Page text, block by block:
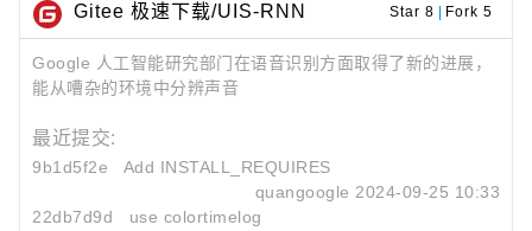
Gitee 极速下载/UIS-RNN Star 8 Fork 5
Google 人工智能研究部门在语音识别方面取得了新的进展，
能从嘈杂的环境中分辨声音
最近提交:
9b1d5f2e
Add INSTALL_REQUIRES
quangoogle 2024-09-25 10:33
22db7d9d
use colortimelog